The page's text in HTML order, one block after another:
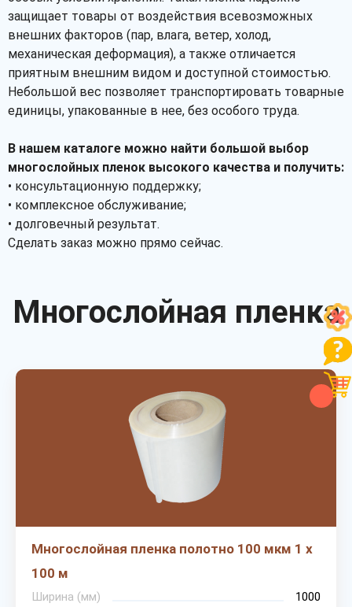
защищает товары от воздействия всевозможных
внешних факторов (пар, влага, ветер, холод,
механическая деформация), а также отличается
приятным внешним видом и доступной стоимостью.
Небольшой вес позволяет транспортировать товарные
единицы, упакованные в нее, без особого труда.
В нашем каталоге можно найти большой выбор
многослойных пленок высокого качества и получить:
• консультационную поддержку;
• комплексное обслуживание;
• долговечный результат.
Сделать заказ можно прямо сейчас.
Многослойная пленка
Многослойная пленка полотно 100 мкм 1 х
100 м
Ширина (мм) 1000